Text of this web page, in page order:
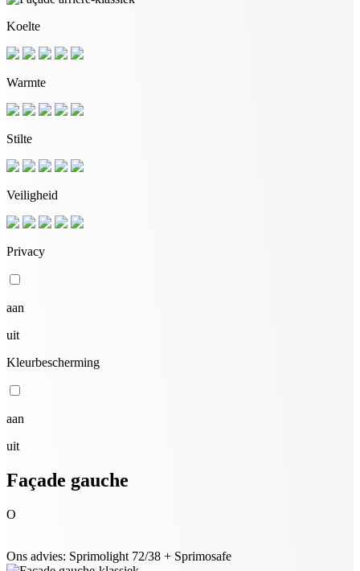
Koelte
Warmte
Stilte
Veiligheid
Privacy
aan
uit
Kleurbescherming
aan
uit
Façade gauche
O
Ons advies: Sprimolight 72/38 + Sprimosafe